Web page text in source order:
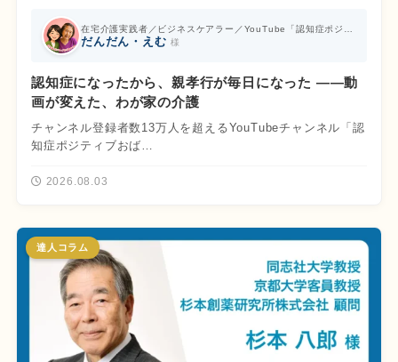
だんだん・えむ様
認知症になったから、親孝行が毎日になった ――動
画が変えた、わが家の介護
チャンネル登録者数13万人を超えるYouTubeチャンネル「認
知症ポジティブおば…
2026.08.03
達人コラム